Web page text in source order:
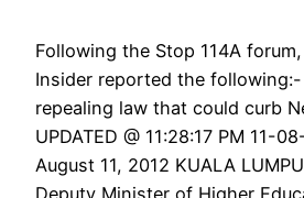
Following the Stop 114A
Insider reported the
repealing law that could curb
UPDATED @ 11:28:17 PM 11-
August 11, 2012 KUALA